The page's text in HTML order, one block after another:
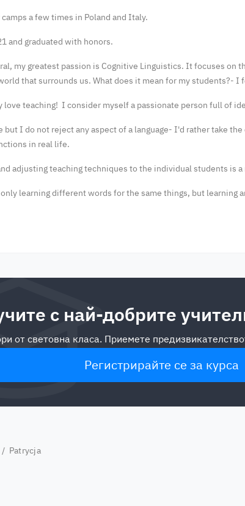
a few times in Poland and Italy.
and graduated with honors.
my greatest passion is Cognitive Linguistics. It focuses on
that surrounds us. What does it mean for my students?- I
teaching! I consider myself a passionate person full of
I do not reject any aspect of a language- I'd rather take
in real life.
adjusting teaching techniques to the individual students is a
learning different words for the same things, but learning
с най-добрите
от световна класа. Приемете
Регистрирайте се за курса
/ Patrycja